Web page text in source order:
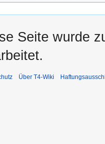
Seite wurde
Über T4-Wiki